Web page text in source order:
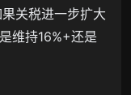
关税进一步扩大
维持16%+还是